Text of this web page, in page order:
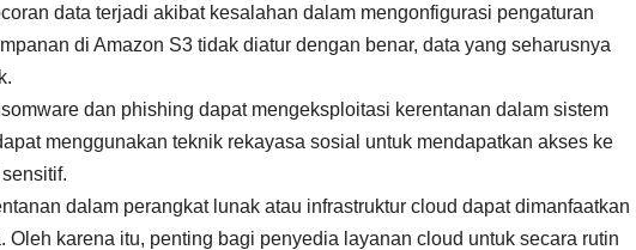
data terjadi akibat kesalahan dalam mengonfigurasi pengaturan
di Amazon S3 tidak diatur dengan benar, data yang seharusnya
dan phishing dapat mengeksploitasi kerentanan dalam sistem
menggunakan teknik rekayasa sosial untuk mendapatkan akses ke
dalam perangkat lunak atau infrastruktur cloud dapat dimanfaatkan
karena itu, penting bagi penyedia layanan cloud untuk secara rutin